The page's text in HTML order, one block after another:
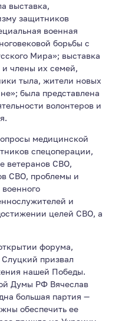
выставка,
защитников
военная
борьбы с
Мира»; выставка
члены их семей,
тыла, жители новых
была представлена
волонтеров и
медицинской
спецоперации,
ветеранов СВО,
СВО, проблемы и
и
целей СВО, а
форума,
призвал
нашей Победы.
Думы РФ Вячеслав
большая партия —
обеспечить ее